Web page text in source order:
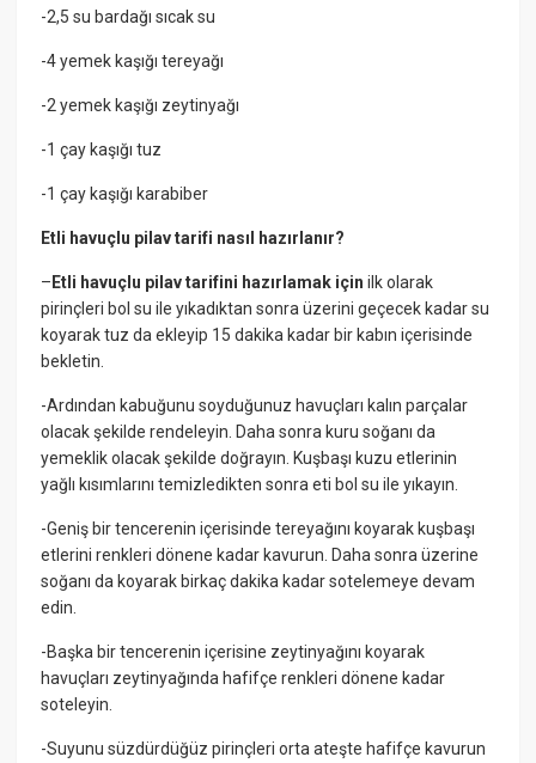
-2,5 su bardağı sıcak su
-4 yemek kaşığı tereyağı
-2 yemek kaşığı zeytinyağı
-1 çay kaşığı tuz
-1 çay kaşığı karabiber
Etli havuçlu pilav tarifi nasıl hazırlanır?
– Etli havuçlu pilav tarifini hazırlamak için ilk olarak
pirinçleri bol su ile yıkadıktan sonra üzerini geçecek kadar su
koyarak tuz da ekleyip 15 dakika kadar bir kabın içerisinde
bekletin.
-Ardından kabuğunu soyduğunuz havuçları kalın parçalar
olacak şekilde rendeleyin. Daha sonra kuru soğanı da
yemeklik olacak şekilde doğrayın. Kuşbaşı kuzu etlerinin
yağlı kısımlarını temizledikten sonra eti bol su ile yıkayın.
-Geniş bir tencerenin içerisinde tereyağını koyarak kuşbaşı
etlerini renkleri dönene kadar kavurun. Daha sonra üzerine
soğanı da koyarak birkaç dakika kadar sotelemeye devam
edin.
-Başka bir tencerenin içerisine zeytinyağını koyarak
havuçları zeytinyağında hafifçe renkleri dönene kadar
soteleyin.
-Suyunu süzdürdüğüz pirinçleri orta ateşte hafifçe kavurun